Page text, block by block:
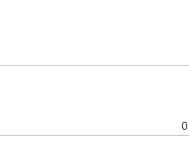
0